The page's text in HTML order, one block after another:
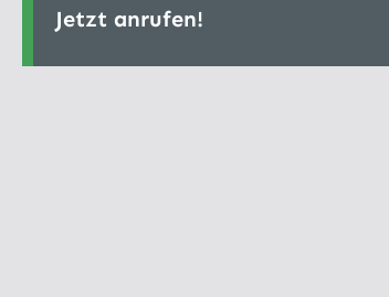
Jetzt anrufen!